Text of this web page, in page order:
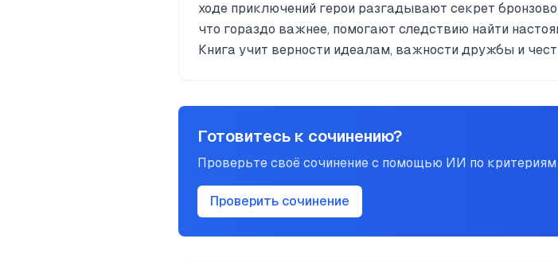
ходе приключений герои разгадывают секрет
что гораздо важнее, помогают следствию найти
Книга учит верности идеалам, важности дружбы и
Готовитесь к сочинению?
Проверьте своё сочинение с помощью ИИ по
Проверить сочинение